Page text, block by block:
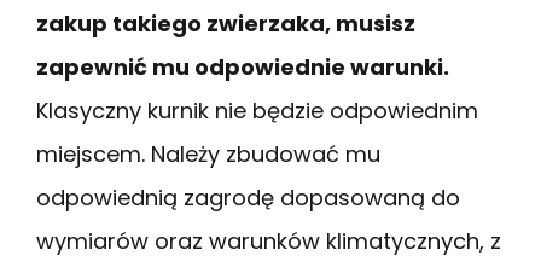
zakup takiego zwierzaka, musisz
zapewnić mu odpowiednie warunki.
Klasyczny kurnik nie będzie odpowiednim
miejscem. Należy zbudować mu
odpowiednią zagrodę dopasowaną do
wymiarów oraz warunków klimatycznych, z